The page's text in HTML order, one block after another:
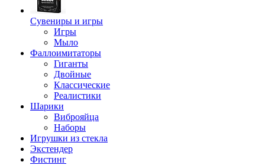
Сувениры и игры
Игры
Мыло
Фаллоимитаторы
Гиганты
Двойные
Классические
Реалистики
Шарики
Виброяйца
Наборы
Игрушки из стекла
Экстендер
Фистинг